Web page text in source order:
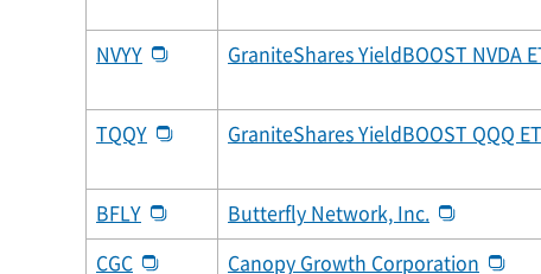
NVYY GraniteShares YieldBOOST NVDA
TQQY GraniteShares YieldBOOST QQQ
BFLY Butterfly Network, Inc.
CGC Canopy Growth Corporation